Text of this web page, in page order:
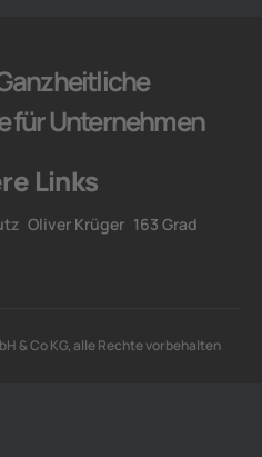
für Unternehmen
Links
Oliver Krüger 163 Grad
& Co KG, alle Rechte vorbehalten